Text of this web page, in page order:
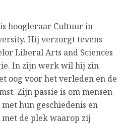
hoogleraar Cultuur in
Hij verzorgt tevens
Liberal Arts and Sciences
In zijn werk wil hij zin
oog voor het verleden en de
Zijn passie is om mensen
hun geschiedenis en
de plek waarop zij